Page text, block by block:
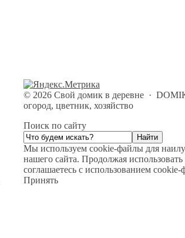
© 2026 Свой домик в деревне·
огород, цветник, хозяйство
Поиск по сайту
Мы используем cookie-файлы для
нашего сайта. Продолжая использовать
соглашаетесь с использованием cookie-
Принять